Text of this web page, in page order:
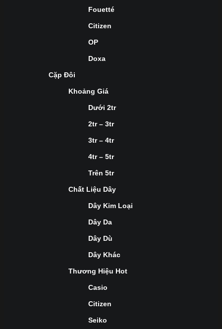
Fouetté
Citizen
OP
Doxa
Cặp Đôi
Khoảng Giá
Dưới 2tr
2tr – 3tr
3tr – 4tr
4tr – 5tr
Trên 5tr
Chất Liệu Dây
Dây Kim Loại
Dây Da
Dây Dù
Dây Khác
Thương Hiệu Hot
Casio
Citizen
Seiko